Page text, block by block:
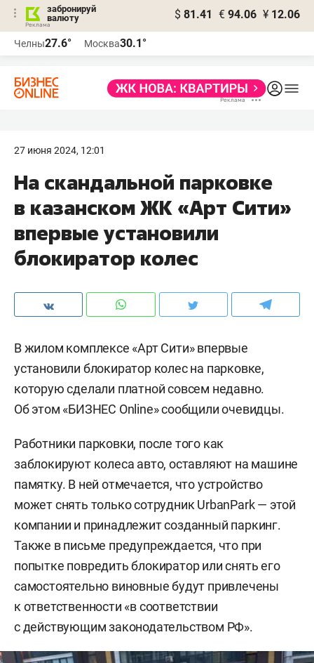
забронируй
валюту
$ 81.41 € 94.06 ¥ 12.06
Челны27.6° Москва30.1°
27 июня 2024, 12:01
На скандальной парковке
в казанском ЖК «Арт Сити»
впервые установили
блокиратор колес
В жилом комплексе «Арт Сити» впервые
установили блокиратор колес на парковке,
которую сделали платной совсем недавно.
Об этом «БИЗНЕС Online» сообщили очевидцы.
Работники парковки, после того как
заблокируют колеса авто, оставляют на машине
памятку. В ней отмечается, что устройство
может снять только сотрудник UrbanPark — этой
компании и принадлежит созданный паркинг.
Также в письме предупреждается, что при
попытке повредить блокиратор или снять его
самостоятельно виновные будут привлечены
к ответственности «в соответствии
с действующим законодательством РФ».